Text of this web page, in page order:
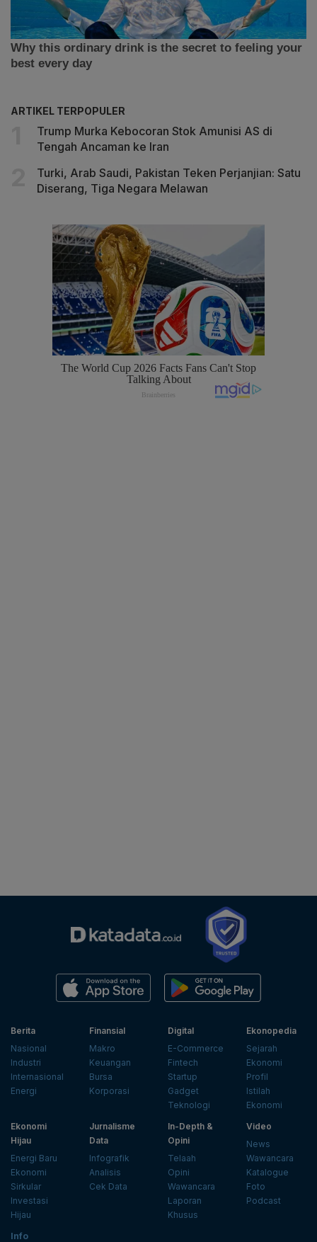
ARTIKEL TERPOPULER
Trump Murka Kebocoran Stok Amunisi AS di
Tengah Ancaman ke Iran
Turki, Arab Saudi, Pakistan Teken Perjanjian: Satu
Diserang, Tiga Negara Melawan
Berita
Nasional
Industri
Internasional
Energi
Finansial
Makro
Keuangan
Bursa
Korporasi
Digital
E-Commerce
Fintech
Startup
Gadget
Teknologi
Ekonopedia
Sejarah
Ekonomi
Profil
Istilah
Ekonomi
Ekonomi
Hijau
Energi Baru
Ekonomi
Sirkular
Investasi
Hijau
Jurnalisme
Data
Infografik
Analisis
Cek Data
In-Depth &
Opini
Telaah
Opini
Wawancara
Laporan
Khusus
Video
News
Wawancara
Katalogue
Foto
Podcast
Info